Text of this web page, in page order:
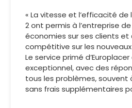
« La vitesse et l’efficacité de
2 ont permis à l’entreprise
économies sur ses clients et
compétitive sur les
Le service primé
exceptionnel, avec des
tous les problèmes, souvent
sans frais supplémentaires